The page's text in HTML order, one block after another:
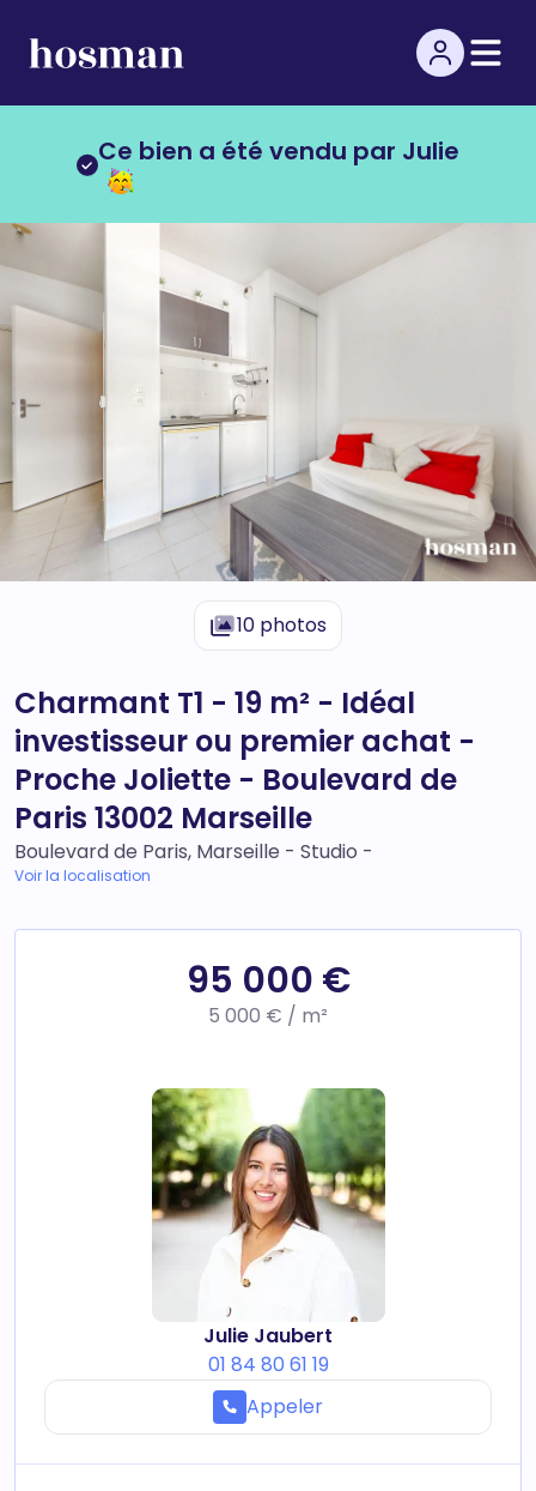
Ce bien a été vendu par Julie
10 photos
Charmant T1 - 19 m² - Idéal
investisseur ou premier achat -
Proche Joliette - Boulevard de
Paris 13002 Marseille
Boulevard de Paris, Marseille - Studio -
Voir la localisation
95 000 €
5 000 € / m²
Julie Jaubert
01 84 80 61 19
Appeler